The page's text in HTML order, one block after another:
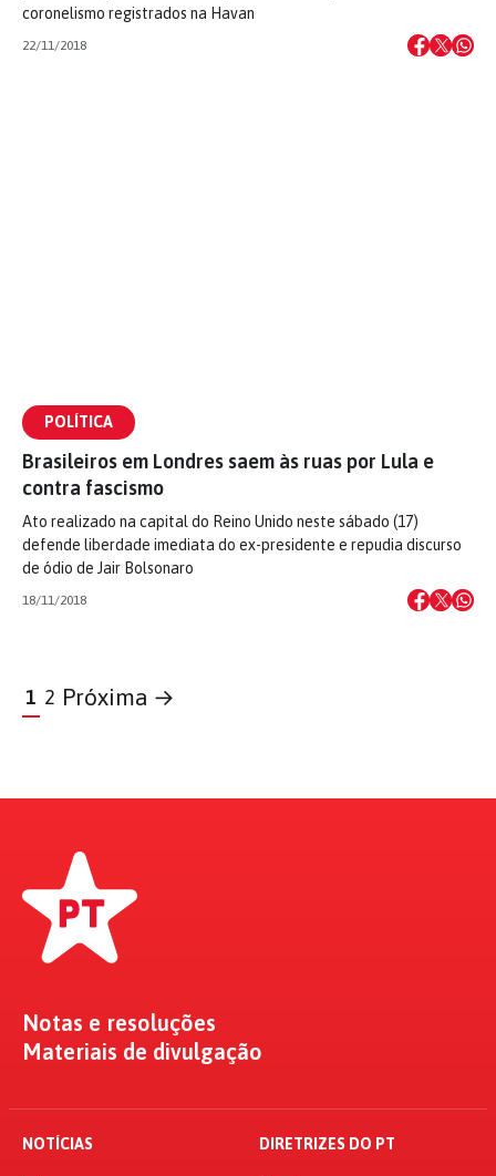
coronelismo registrados na Havan
22/11/2018
POLÍTICA
Brasileiros em Londres saem às ruas por Lula e
contra fascismo
Ato realizado na capital do Reino Unido neste sábado (17)
defende liberdade imediata do ex-presidente e repudia discurso
de ódio de Jair Bolsonaro
18/11/2018
1 2 Próxima →
Notas e resoluções
Materiais de divulgação
NOTÍCIAS DIRETRIZES DO PT